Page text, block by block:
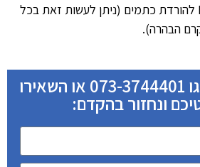
שימוש בטכנולוגיית IPL להורדת כתמים (ניתן לעשות זאת בכל
הבהרה).
למידע נוסף חייגו 073-3744401 או השאירו
ונחזור בהקדם: